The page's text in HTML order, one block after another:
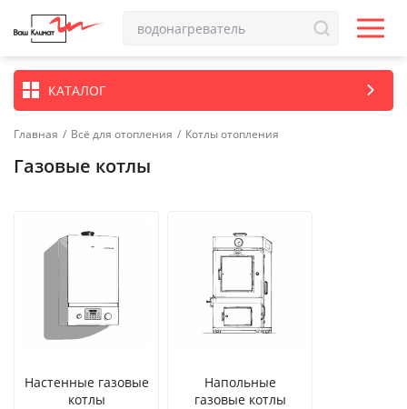
КАТАЛОГ
Главная / Всё для отопления / Котлы отопления
Газовые котлы
Настенные газовые
котлы
Напольные
газовые котлы